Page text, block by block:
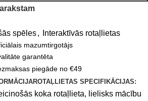
spēles, Interaktīvās rotaļlietas
mazumtirgotājs
garantēta
piegāde no €49
ROTAĻLIETAS SPECIFIKĀCIJAS:
koka rotaļlieta, lielisks mācību